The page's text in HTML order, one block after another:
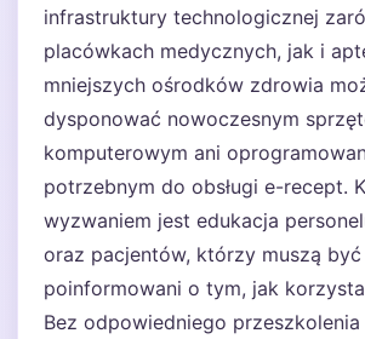
infrastruktury technologicznej
placówkach medycznych, jak i
mniejszych ośrodków zdrowia
dysponować nowoczesnym
komputerowym ani
potrzebnym do obsługi e-recept.
wyzwaniem jest edukacja
oraz pacjentów, którzy muszą
poinformowani o tym, jak
Bez odpowiedniego